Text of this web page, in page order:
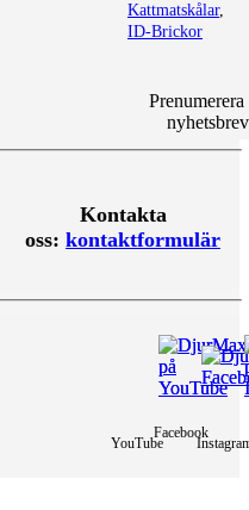
Kattmatskålar,
ID-Brickor
Prenumerera
nyhetsbrev
Kontakta
oss: kontaktformulär
YouTube
Facebook